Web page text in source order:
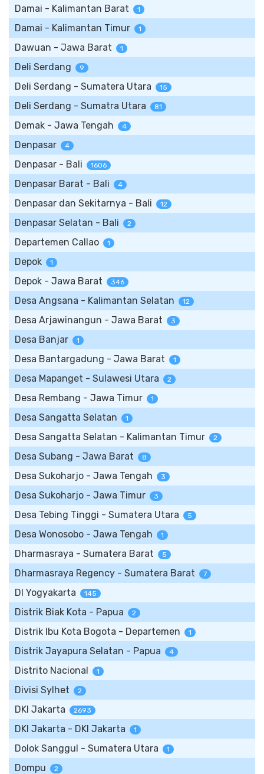
Damai - Kalimantan Barat 1
Damai - Kalimantan Timur 1
Dawuan - Jawa Barat 1
Deli Serdang 9
Deli Serdang - Sumatera Utara 15
Deli Serdang - Sumatra Utara 81
Demak - Jawa Tengah 4
Denpasar 4
Denpasar - Bali 1606
Denpasar Barat - Bali 4
Denpasar dan Sekitarnya - Bali 12
Denpasar Selatan - Bali 2
Departemen Callao 1
Depok 1
Depok - Jawa Barat 346
Desa Angsana - Kalimantan Selatan 12
Desa Arjawinangun - Jawa Barat 3
Desa Banjar 1
Desa Bantargadung - Jawa Barat 1
Desa Mapanget - Sulawesi Utara 2
Desa Rembang - Jawa Timur 1
Desa Sangatta Selatan 1
Desa Sangatta Selatan - Kalimantan Timur 2
Desa Subang - Jawa Barat 8
Desa Sukoharjo - Jawa Tengah 3
Desa Sukoharjo - Jawa Timur 3
Desa Tebing Tinggi - Sumatera Utara 5
Desa Wonosobo - Jawa Tengah 1
Dharmasraya - Sumatera Barat 5
Dharmasraya Regency - Sumatera Barat 7
DI Yogyakarta 145
Distrik Biak Kota - Papua 2
Distrik Ibu Kota Bogota - Departemen 1
Distrik Jayapura Selatan - Papua 4
Distrito Nacional 1
Divisi Sylhet 2
DKI Jakarta 2693
DKI Jakarta - DKI Jakarta 1
Dolok Sanggul - Sumatera Utara 1
Dompu 2